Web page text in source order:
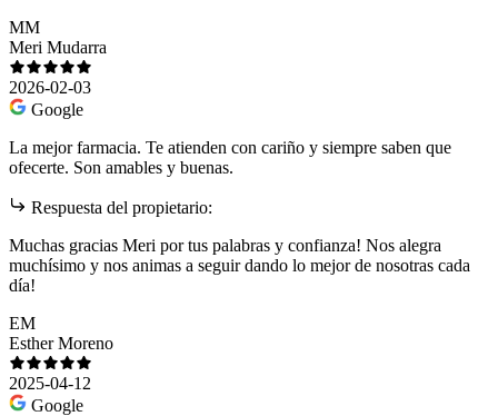
MM
Meri Mudarra
2026-02-03
Google
La mejor farmacia. Te atienden con cariño y siempre saben que
ofecerte. Son amables y buenas.
Respuesta del propietario:
Muchas gracias Meri por tus palabras y confianza! Nos alegra
muchísimo y nos animas a seguir dando lo mejor de nosotras cada
día!
EM
Esther Moreno
2025-04-12
Google